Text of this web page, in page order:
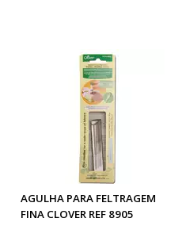
AGULHA PARA FELTRAGEM
FINA CLOVER REF 8905